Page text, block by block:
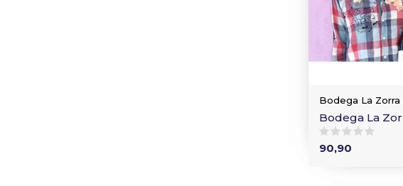
Bodega La Zorra
Bodega La
90,90